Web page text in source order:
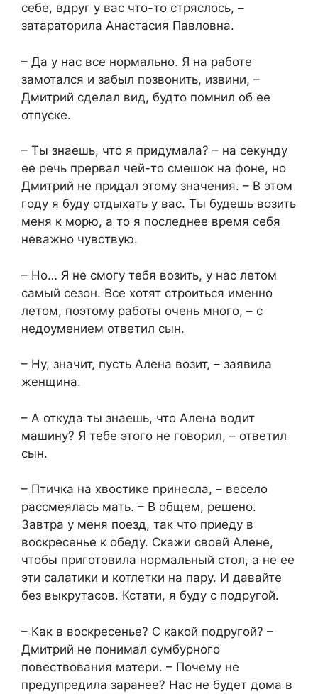
себе, вдруг у вас что-то стряслось, –
затараторила Анастасия Павловна.
– Да у нас все нормально. Я на работе
замотался и забыл позвонить, извини, –
Дмитрий сделал вид, будто помнил об ее
отпуске.
– Ты знаешь, что я придумала? – на секунду
ее речь прервал чей-то смешок на фоне, но
Дмитрий не придал этому значения. – В этом
году я буду отдыхать у вас. Ты будешь возить
меня к морю, а то я последнее время себя
неважно чувствую.
– Но… Я не смогу тебя возить, у нас летом
самый сезон. Все хотят строиться именно
летом, поэтому работы очень много, – с
недоумением ответил сын.
– Ну, значит, пусть Алена возит, – заявила
женщина.
– А откуда ты знаешь, что Алена водит
машину? Я тебе этого не говорил, – ответил
сын.
– Птичка на хвостике принесла, – весело
рассмеялась мать. – В общем, решено.
Завтра у меня поезд, так что приеду в
воскресенье к обеду. Скажи своей Алене,
чтобы приготовила нормальный стол, а не ее
эти салатики и котлетки на пару. И давайте
без выкрутасов. Кстати, я буду с подругой.
– Как в воскресенье? С какой подругой? –
Дмитрий не понимал сумбурного
повествования матери. – Почему не
предупредила заранее? Нас не будет дома в